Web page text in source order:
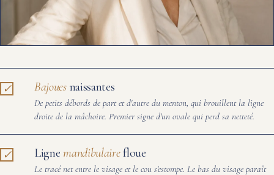
Bajouesnaissantes
De petits débords de part et d'autre du menton, qui brouillent la ligne
droite de la mâchoire. Premier signe d'un ovale qui perd sa netteté.
Lignemandibulairefloue
Le tracé net entre le visage et le cou s'estompe. Le bas du visage paraît